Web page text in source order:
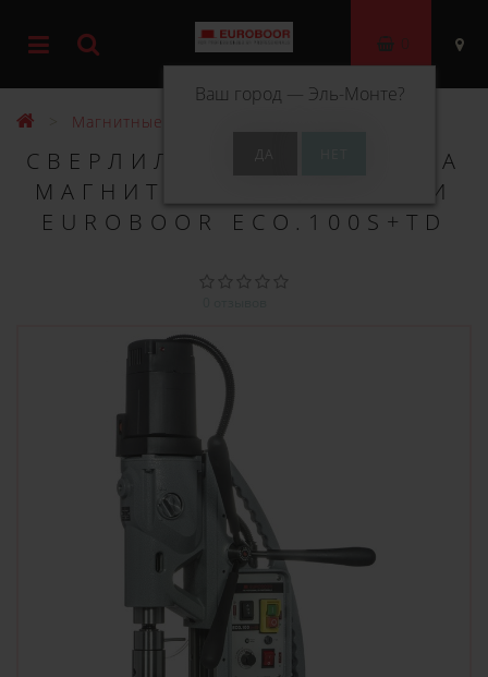
Ваш город — Эль-Монте?
0
Магнитные станки
СВЕРЛИЛЬНЫЙ СТАНОК НА
МАГНИТНОМ ОСНОВАНИИ
EUROBOOR ECO.100S+TD